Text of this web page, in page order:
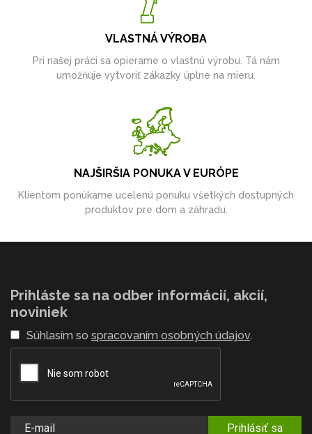
VLASTNÁ VÝROBA
Pri našej práci sa opierame o vlastnú výrobu. Tá nám
umožňuje vytvoriť zákazky úplne na mieru.
NAJŠIRŠIA PONUKA V EURÓPE
Klientom ponúkame ucelenú ponuku všetkých dostupných
produktov pre dom a záhradu.
Prihláste sa na odber informácií, akcií,
noviniek
Súhlasím so spracovaním osobných údajov.
Prihlásiť sa